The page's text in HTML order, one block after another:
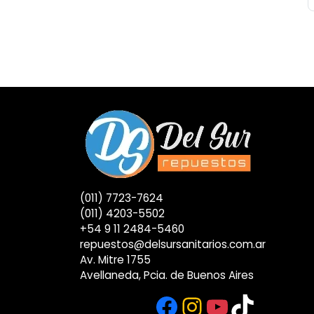
(011) 7723-7624
(011) 4203-5502
+54 9 11 2484-5460
repuestos@delsursanitarios.com.ar
Av. Mitre 1755
Avellaneda, Pcia. de Buenos Aires
Facebook
Instagram
TikTok